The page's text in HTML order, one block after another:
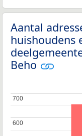
Aantal
huishoudens
Beho
600
600
700
700